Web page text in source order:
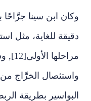
وكان ابن سينا جرَّاحًا
دقيقة للغاية، مثل
واستئصال الخرَّاج من
البواسير بطريقة